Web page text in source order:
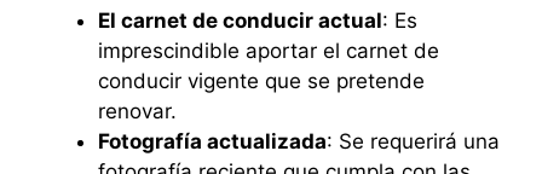
El carnet de conducir actual: Es
imprescindible aportar el carnet de
conducir vigente que se pretende
renovar.
Fotografía actualizada: Se requerirá una